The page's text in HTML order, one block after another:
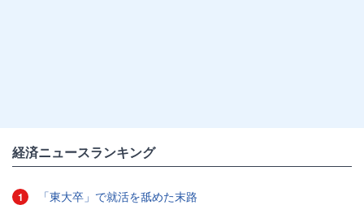
経済ニュースランキング
1 「東大卒」で就活を舐めた末路